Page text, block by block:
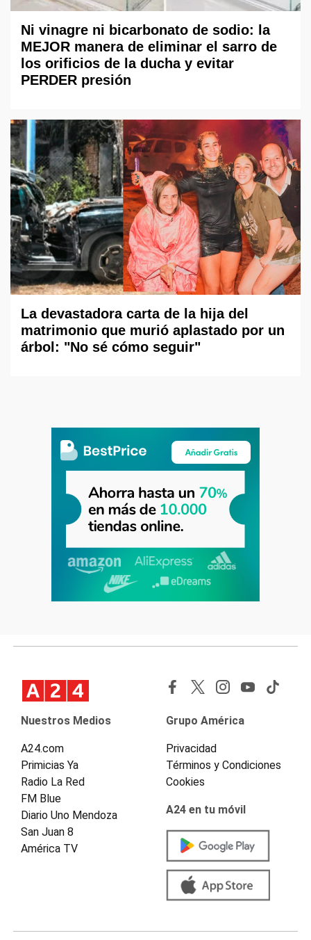
Ni vinagre ni bicarbonato de sodio: la
MEJOR manera de eliminar el sarro de
los orificios de la ducha y evitar
PERDER presión
La devastadora carta de la hija del
matrimonio que murió aplastado por un
árbol: "No sé cómo seguir"
Nuestros Medios
A24.com
Primicias Ya
Radio La Red
FM Blue
Diario Uno Mendoza
San Juan 8
América TV
Grupo América
Privacidad
Términos y Condiciones
Cookies
A24 en tu móvil